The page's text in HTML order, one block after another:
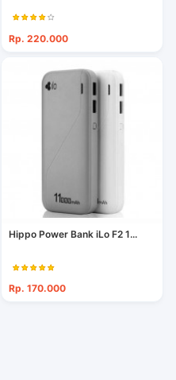
Rp. 220.000
Hippo Power Bank iLo F2 1...
Rp. 170.000